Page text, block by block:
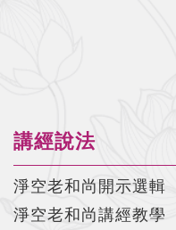
講經說法
淨空老和尚開示選輯
淨空老和尚講經教學